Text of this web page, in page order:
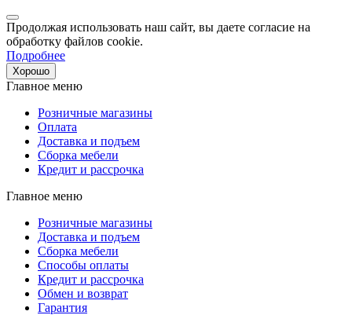
Продолжая использовать наш сайт, вы даете согласие на
обработку файлов cookie.
Подробнее
Хорошо
Главное меню
Розничные магазины
Оплата
Доставка и подъем
Сборка мебели
Кредит и рассрочка
Главное меню
Розничные магазины
Доставка и подъем
Сборка мебели
Способы оплаты
Кредит и рассрочка
Обмен и возврат
Гарантия